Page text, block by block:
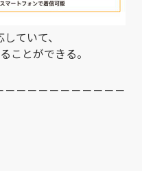
ていて、
ことができる。
－－－－－－－－－－